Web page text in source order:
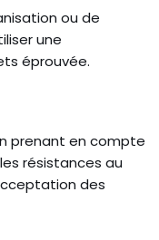
ou de
une
éprouvée.
prenant en compte
résistances au
des